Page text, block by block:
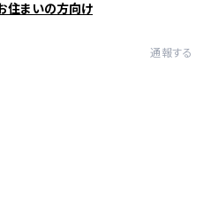
住まいの方向け
通報する